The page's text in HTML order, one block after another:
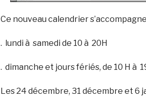
Ce nouveau calendrier
. lundi à samedi de 10 à 20H
. dimanche et jours fériés, de 10 H à
Les 24 décembre, 31 décembre et 6